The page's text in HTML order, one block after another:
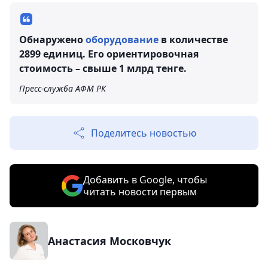
Обнаруженооборудование в количестве
2899 единиц. Его ориентировочная
стоимость – свыше 1 млрд тенге.
Пресс-служба АФМ РК
Поделитесь новостью
Добавить в Google, чтобы
читать новости первым
Анастасия Московчук